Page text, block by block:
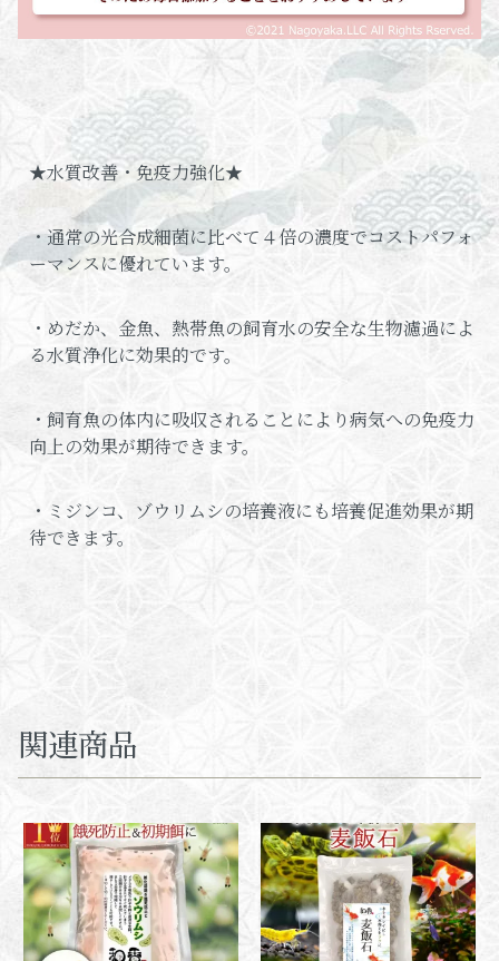
★水質改善・免疫力強化★
・通常の光合成細菌に比べて４倍の濃度でコストパフォ
ーマンスに優れています。
・めだか、金魚、熱帯魚の飼育水の安全な生物濾過によ
る水質浄化に効果的です。
・飼育魚の体内に吸収されることにより病気への免疫力
向上の効果が期待できます。
・ミジンコ、ゾウリムシの培養液にも培養促進効果が期
待できます。
関連商品